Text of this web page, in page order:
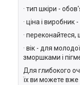
· тип шкіри -
· ціна і
·
· вік - для
зморшками і
Для глибокого
їх ви можете вже